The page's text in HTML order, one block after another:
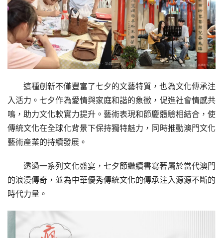
這種創新不僅豐富了七夕的文藝特質，也為文化傳承注
入活力。七夕作為愛情與家庭和諧的象徵，促進社會情感共
鳴，助力文化軟實力提升。藝術表現和節慶體驗相結合，使
傳統文化在全球化背景下保持獨特魅力，同時推動澳門文化
藝術產業的持續發展。
透過一系列文化盛宴，七夕節繼續書寫著屬於當代澳門
的浪漫傳奇，並為中華優秀傳統文化的傳承注入源源不斷的
時代力量。